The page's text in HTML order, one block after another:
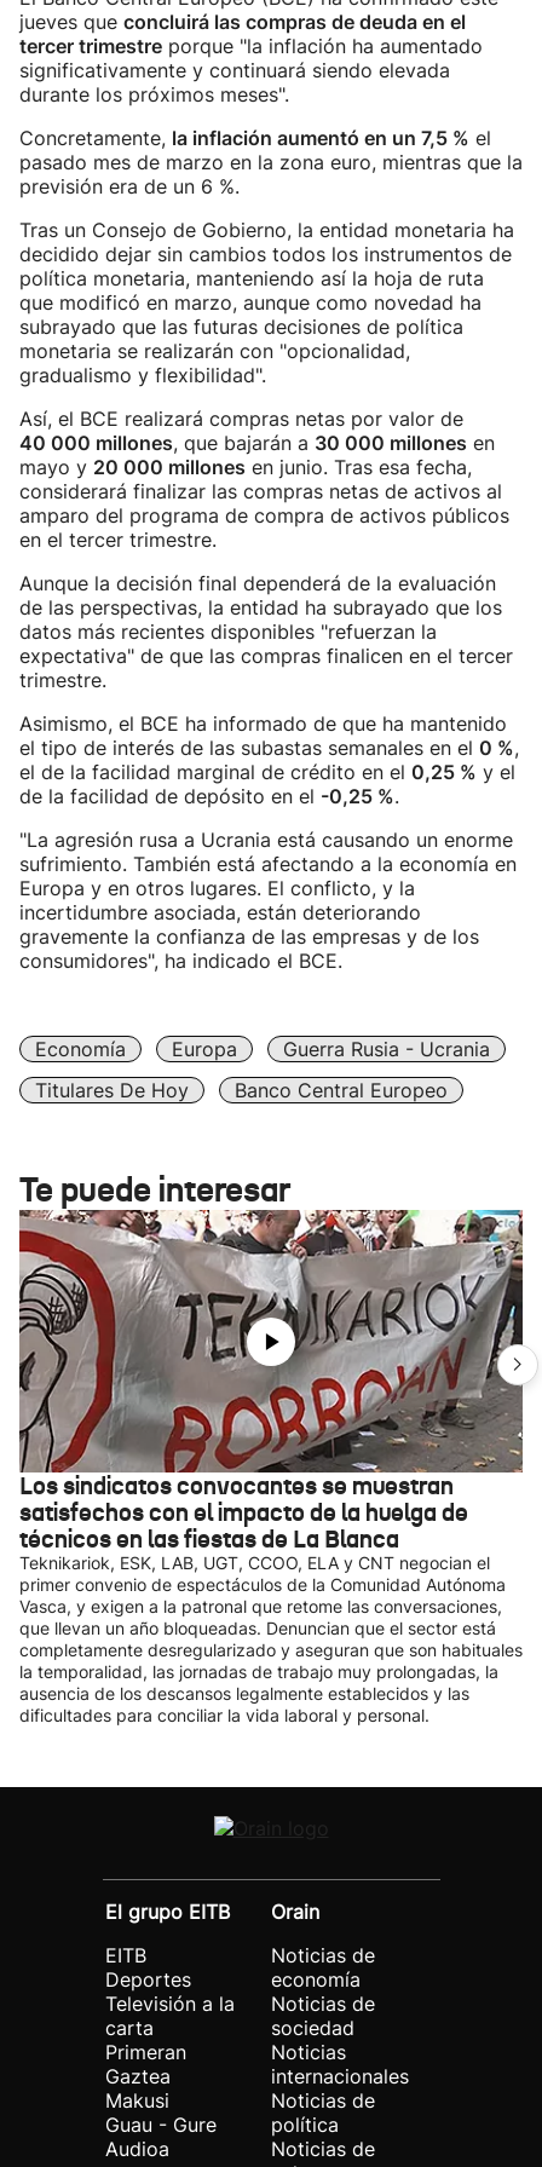
jueves que concluirá las compras de deuda en el
tercer trimestre porque "la inflación ha aumentado
significativamente y continuará siendo elevada
durante los próximos meses".
Concretamente, la inflación aumentó en un 7,5 % el
pasado mes de marzo en la zona euro, mientras que la
previsión era de un 6 %.
Tras un Consejo de Gobierno, la entidad monetaria ha
decidido dejar sin cambios todos los instrumentos de
política monetaria, manteniendo así la hoja de ruta
que modificó en marzo, aunque como novedad ha
subrayado que las futuras decisiones de política
monetaria se realizarán con "opcionalidad,
gradualismo y flexibilidad".
Así, el BCE realizará compras netas por valor de
40 000 millones, que bajarán a 30 000 millones en
mayo y 20 000 millones en junio. Tras esa fecha,
considerará finalizar las compras netas de activos al
amparo del programa de compra de activos públicos
en el tercer trimestre.
Aunque la decisión final dependerá de la evaluación
de las perspectivas, la entidad ha subrayado que los
datos más recientes disponibles "refuerzan la
expectativa" de que las compras finalicen en el tercer
trimestre.
Asimismo, el BCE ha informado de que ha mantenido
el tipo de interés de las subastas semanales en el 0 %,
el de la facilidad marginal de crédito en el 0,25 % y el
de la facilidad de depósito en el -0,25 %.
"La agresión rusa a Ucrania está causando un enorme
sufrimiento. También está afectando a la economía en
Europa y en otros lugares. El conflicto, y la
incertidumbre asociada, están deteriorando
gravemente la confianza de las empresas y de los
consumidores", ha indicado el BCE.
Economía Europa
Guerra Rusia - Ucrania
Titulares De Hoy
Banco Central Europeo
Te puede interesar
Los sindicatos convocantes se muestran
satisfechos con el impacto de la huelga de
técnicos en las fiestas de La Blanca
Teknikariok, ESK, LAB, UGT, CCOO, ELA y CNT negocian el
primer convenio de espectáculos de la Comunidad Autónoma
Vasca, y exigen a la patronal que retome las conversaciones,
que llevan un año bloqueadas. Denuncian que el sector está
completamente desregularizado y aseguran que son habituales
la temporalidad, las jornadas de trabajo muy prolongadas, la
ausencia de los descansos legalmente establecidos y las
dificultades para conciliar la vida laboral y personal.
El grupo EITB
EITB
Deportes
Televisión a la
carta
Primeran
Gaztea
Makusi
Guau - Gure
Audioa
Orain
Noticias de
economía
Noticias de
sociedad
Noticias
internacionales
Noticias de
política
Noticias de